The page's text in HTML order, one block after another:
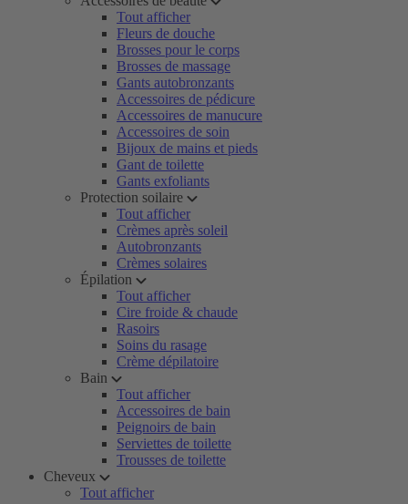
Tout afficher
Fleurs de douche
Brosses pour le corps
Brosses de massage
Gants autobronzants
Accessoires de pédicure
Accessoires de manucure
Accessoires de soin
Bijoux de mains et pieds
Gant de toilette
Gants exfoliants
Protection soilaire
Tout afficher
Crèmes après soleil
Autobronzants
Crèmes solaires
Épilation
Tout afficher
Cire froide & chaude
Rasoirs
Soins du rasage
Crème dépilatoire
Bain
Tout afficher
Accessoires de bain
Peignoirs de bain
Serviettes de toilette
Trousses de toilette
Cheveux
Tout afficher